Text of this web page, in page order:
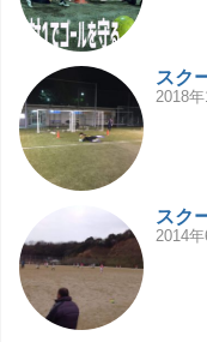
スク
2018
スク
2014